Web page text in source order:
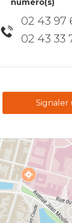
numéro(s)
02 43 97
02 43 33